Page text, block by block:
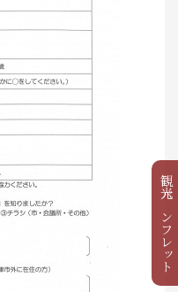
観光パンフレット